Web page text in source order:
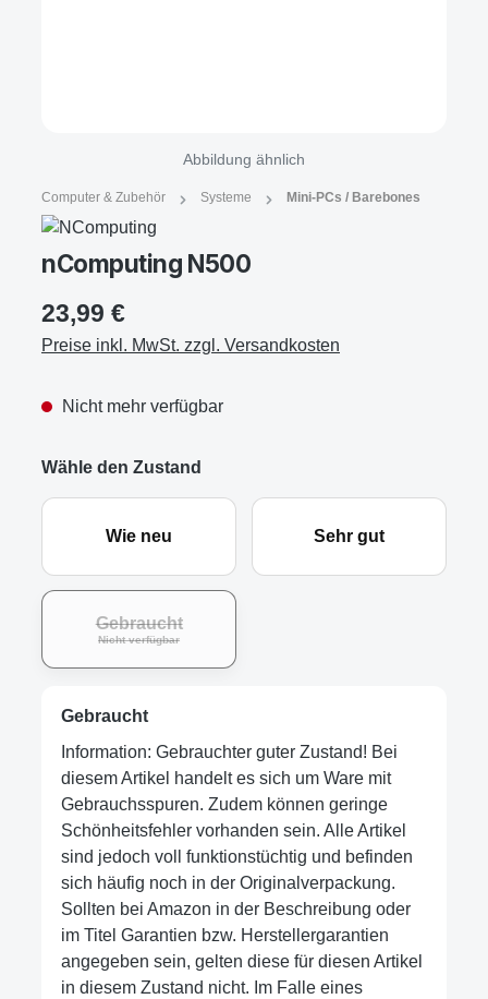
Abbildung ähnlich
Computer & Zubehör Systeme Mini-PCs / Barebones
nComputing N500
23,99 €
Preise inkl. MwSt. zzgl. Versandkosten
Nicht mehr verfügbar
Wähle den Zustand
Wie neu Sehr gut
Gebraucht
Nicht verfügbar
Gebraucht
Information: Gebrauchter guter Zustand! Bei
diesem Artikel handelt es sich um Ware mit
Gebrauchsspuren. Zudem können geringe
Schönheitsfehler vorhanden sein. Alle Artikel
sind jedoch voll funktionstüchtig und befinden
sich häufig noch in der Originalverpackung.
Sollten bei Amazon in der Beschreibung oder
im Titel Garantien bzw. Herstellergarantien
angegeben sein, gelten diese für diesen Artikel
in diesem Zustand nicht. Im Falle eines